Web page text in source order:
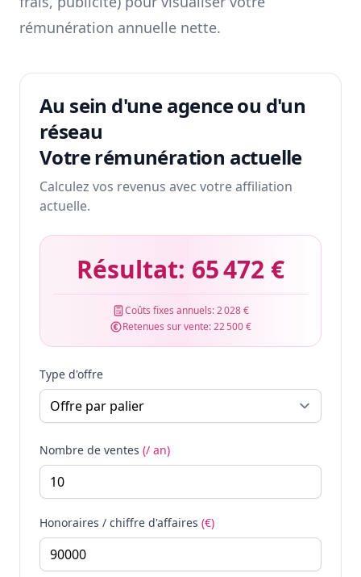
rémunération annuelle nette.
Au sein d'une agence ou d'un
réseau
Votre rémunération actuelle
Calculez vos revenus avec votre affiliation
actuelle.
Résultat: 65 472 €
Coûts fixes annuels:2 028 €
Retenues sur vente:22 500 €
Type d'offre
Nombre de ventes (/ an)
Honoraires / chiffre d'affaires (€)